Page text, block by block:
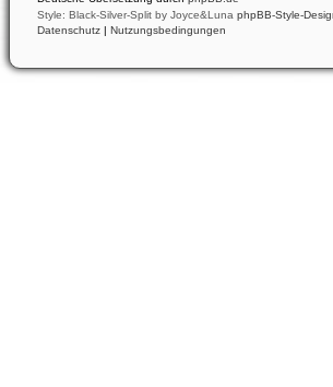
Style: Black-Silver-Split by Joyce&Luna phpBB-Style-
Datenschutz | Nutzungsbedingungen